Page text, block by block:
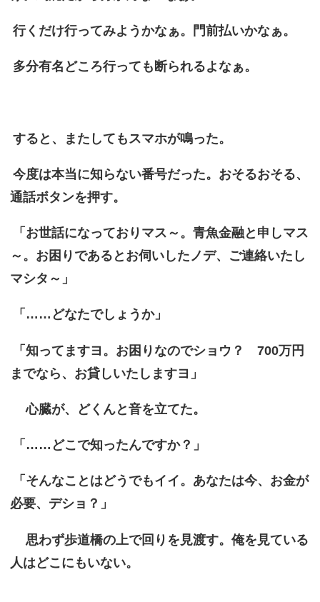
行くだけ行ってみようかなぁ。門前払いかなぁ。
多分有名どころ行っても断られるよなぁ。
すると、またしてもスマホが鳴った。
今度は本当に知らない番号だった。おそるおそる、
通話ボタンを押す。
「お世話になっておりマス～。青魚金融と申しマス
～。お困りであるとお伺いしたノデ、ご連絡いたし
マシタ～」
「……どなたでしょうか」
「知ってますヨ。お困りなのでショウ？ 700万円
までなら、お貸しいたしますヨ」
心臓が、どくんと音を立てた。
「……どこで知ったんですか？」
「そんなことはどうでもイイ。あなたは今、お金が
必要、デショ？」
思わず歩道橋の上で回りを見渡す。俺を見ている
人はどこにもいない。